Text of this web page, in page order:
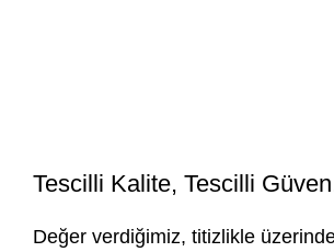
Tescilli Kalite, Tescilli
Değer verdiğimiz, titizlikle